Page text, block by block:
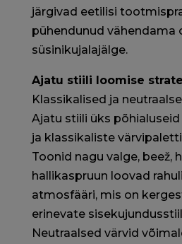
järgivad eetilisi
pühendunud vähendama
süsinikujalajälge.
Ajatu stiili loomise
Klassikalised ja
Ajatu stiili üks
ja klassikaliste
Toonid nagu valge, beež,
hallikaspruun loovad
atmosfääri, mis on
erinevate
Neutraalsed värvid